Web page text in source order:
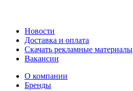
Новости
Доставка и оплата
Скачать рекламные материалы
Вакансии
О компании
Бренды